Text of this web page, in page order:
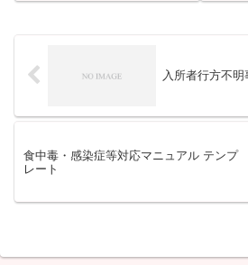
入所者行方不
食中毒・感染症等対応マニュアル テンプ
レート